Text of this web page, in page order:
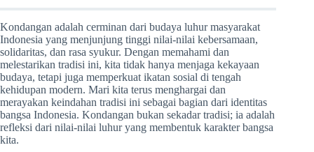
Kondangan adalah cerminan dari budaya luhur masyarakat
Indonesia yang menjunjung tinggi nilai-nilai kebersamaan,
solidaritas, dan rasa syukur. Dengan memahami dan
melestarikan tradisi ini, kita tidak hanya menjaga kekayaan
budaya, tetapi juga memperkuat ikatan sosial di tengah
kehidupan modern. Mari kita terus menghargai dan
merayakan keindahan tradisi ini sebagai bagian dari identitas
bangsa Indonesia. Kondangan bukan sekadar tradisi; ia adalah
refleksi dari nilai-nilai luhur yang membentuk karakter bangsa
kita.